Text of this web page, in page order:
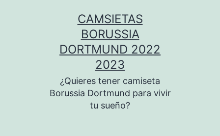
CAMSIETAS
BORUSSIA
DORTMUND 2022
2023
¿Quieres tener camiseta
Borussia Dortmund para vivir
tu sueño?